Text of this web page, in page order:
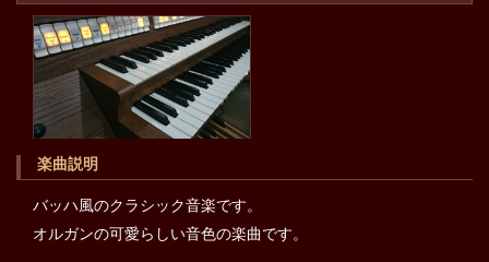
楽曲説明
バッハ風のクラシック音楽です。
オルガンの可愛らしい音色の楽曲です。